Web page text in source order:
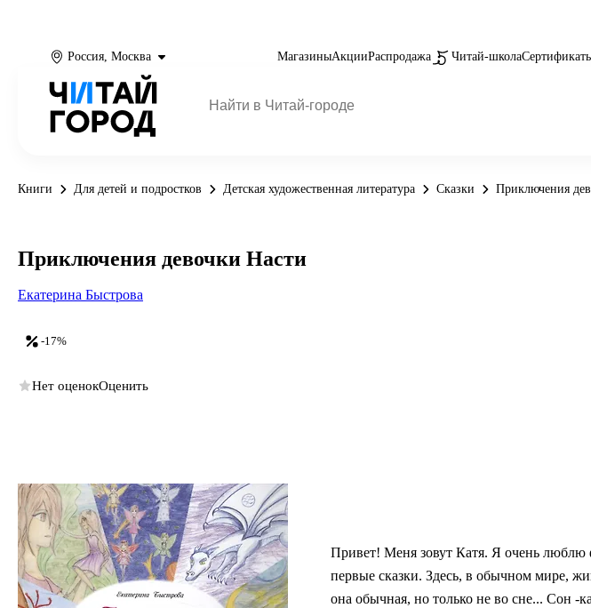
Россия, Москва МагазиныАкцииРаспродажа Читай-школа
Книги Для детей и подростков Детская художественная литература Сказки Приключения
Привет! Меня зовут Катя. Я очень люблю
первые сказки. Здесь, в обычном мире,
она обычная, но только не во сне... Сон -
-17%
Приключения девочки Насти
Екатерина Быстрова
Нет оценокОценить